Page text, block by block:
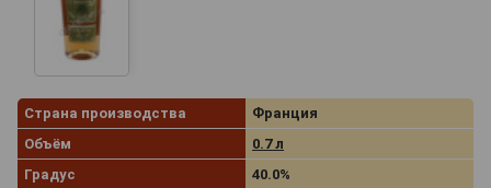
Страна производства
Франция
Объём
0.7 л
Градус
40.0%